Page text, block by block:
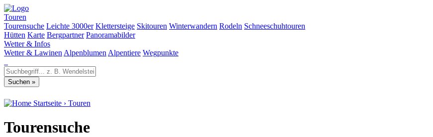
Touren
Tourensuche Leichte 3000er Klettersteige Skitouren Winterwandern Rodeln Schneeschuhtouren
Hütten Karte Bergpartner Panoramabilder
Wetter & Infos
Wetter & Lawinen Alpenblumen Alpentiere Wegpunkte
Startseite › Touren
Tourensuche